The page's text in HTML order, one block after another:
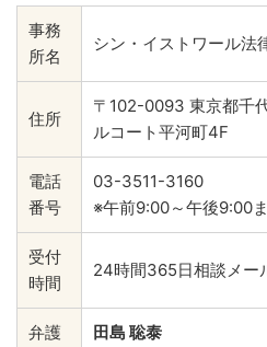
事務
所名
シン・イストワール法
住所
〒102-0093 東京都千
ルコート平河町4F
電話
番号
03-3511-3160
※午前9:00～午後9:00
受付
時間
24時間365日相談メー
弁護
田島 聡泰